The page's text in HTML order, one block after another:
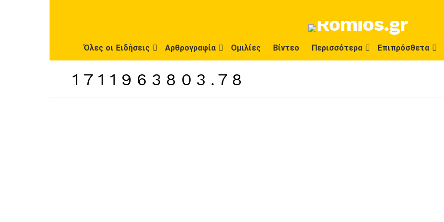
Όλες οι Ειδήσεις Αρθρογραφία Ομιλίες Βίντεο Περισσότερα Επιπρόσθετα
1711963803.78